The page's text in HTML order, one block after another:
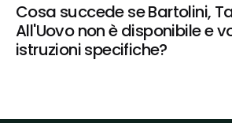
Cosa succede se Bartolini,
All'Uovo non è disponibile e
istruzioni specifiche?